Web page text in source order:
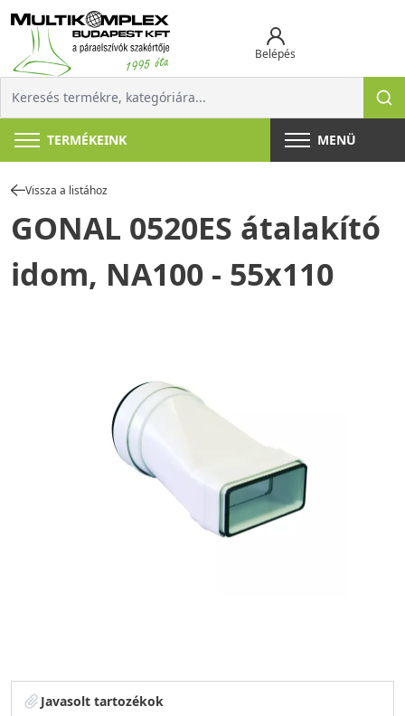
Belépés
TERMÉKEINK MENÜ
Vissza a listához
GONAL 0520ES átalakító
idom, NA100 - 55x110
Javasolt tartozékok